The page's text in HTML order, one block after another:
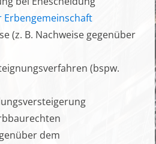
Erbengemeinschaft
(z. B. Nachweise gegenüber
(bspw.
dem